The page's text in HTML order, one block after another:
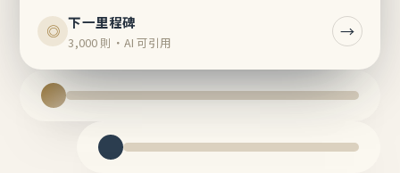
◎ 下一里程碑
3,000 則・AI 可引用
→